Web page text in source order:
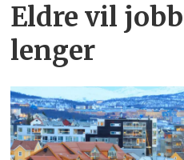
Eldre vil
lenger